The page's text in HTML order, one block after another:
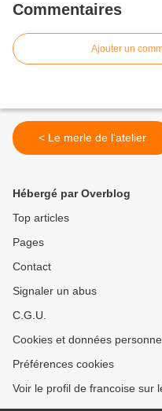
Commentaires
Ajouter un
< Le merle de l'atelier
Hébergé par Overblog
Top articles
Pages
Contact
Signaler un abus
C.G.U.
Cookies et données
Préférences cookies
Voir le profil de francoise sur